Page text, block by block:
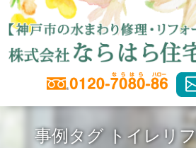
事例タグ トイレリ